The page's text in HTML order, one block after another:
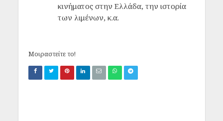
κινήματος στην Ελλάδα, την ιστορία
των λιμένων, κ.α.
Μοιραστείτε το!